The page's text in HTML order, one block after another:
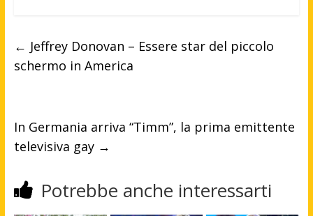
← Jeffrey Donovan – Essere star del piccolo
schermo in America
In Germania arriva “Timm”, la prima emittente
televisiva gay →
Potrebbe anche interessarti